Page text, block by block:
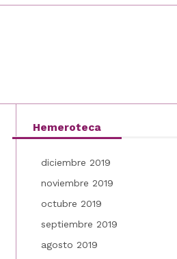
Hemeroteca
diciembre 2019
noviembre 2019
octubre 2019
septiembre 2019
agosto 2019